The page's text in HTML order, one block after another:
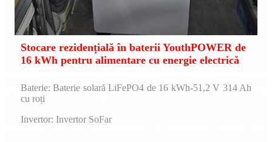
Stocare rezidențială în baterii YouthPOWER de
16 kWh pentru alimentare cu energie electrică
Baterie: Baterie solară LiFePO4 de 16 kWh-51,2 V 314 Ah
cu roți
Invertor: Invertor SoFar